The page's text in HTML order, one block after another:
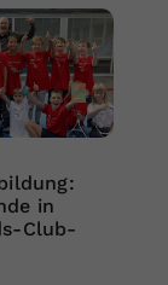
in
Club-